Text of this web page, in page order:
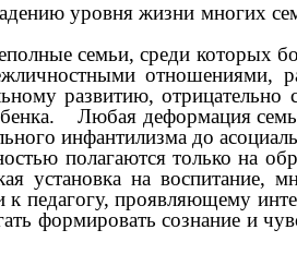
уровня жизни многих
семьи, среди которых
отношениями,
развитию,
Любая деформация
инфантилизма до
полагаются только на
установка на воспитание,
педагогу, проявляющему
формировать сознание и